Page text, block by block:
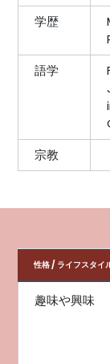
学歴
語学
宗教
性格 / ライフスタイ
趣味や興味